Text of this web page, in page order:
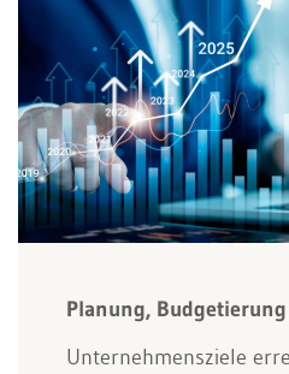
Planung,
Unternehmensziele